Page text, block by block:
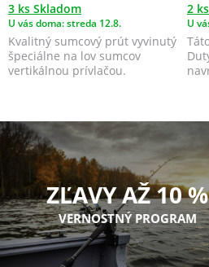
3 ks Skladom
U vás doma: streda 12.8.
Kvalitný sumcový prút vyvinutý
špeciálne na lov sumcov
vertikálnou prívlačou.
2
U
ZĽAVY AŽ 10 %
VERNOSTNÝ PROGRAM